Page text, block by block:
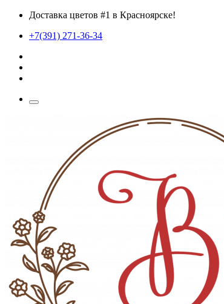
Доставка цветов #1 в Красноярске!
+7(391) 271-36-34